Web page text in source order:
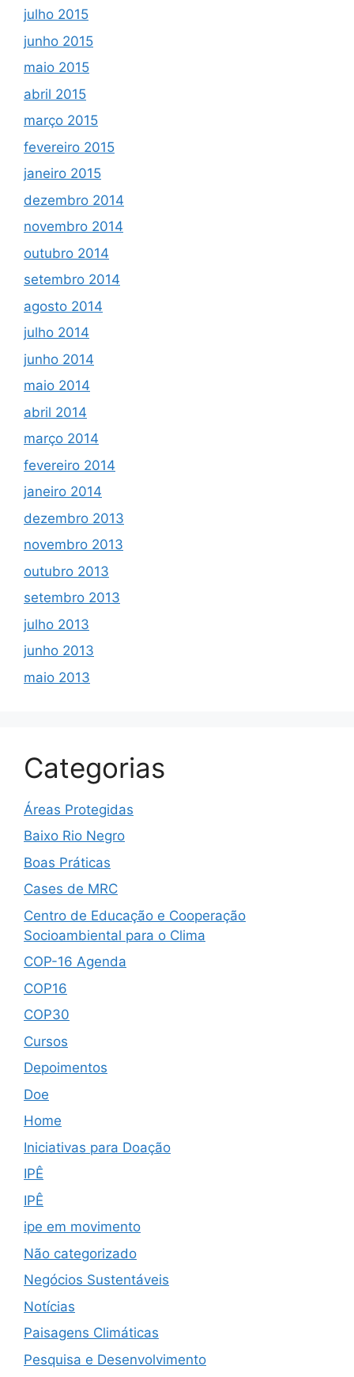
julho 2015
junho 2015
maio 2015
abril 2015
março 2015
fevereiro 2015
janeiro 2015
dezembro 2014
novembro 2014
outubro 2014
setembro 2014
agosto 2014
julho 2014
junho 2014
maio 2014
abril 2014
março 2014
fevereiro 2014
janeiro 2014
dezembro 2013
novembro 2013
outubro 2013
setembro 2013
julho 2013
junho 2013
maio 2013
Categorias
Áreas Protegidas
Baixo Rio Negro
Boas Práticas
Cases de MRC
Centro de Educação e Cooperação
Socioambiental para o Clima
COP-16 Agenda
COP16
COP30
Cursos
Depoimentos
Doe
Home
Iniciativas para Doação
IPÊ
IPÊ
ipe em movimento
Não categorizado
Negócios Sustentáveis
Notícias
Paisagens Climáticas
Pesquisa e Desenvolvimento